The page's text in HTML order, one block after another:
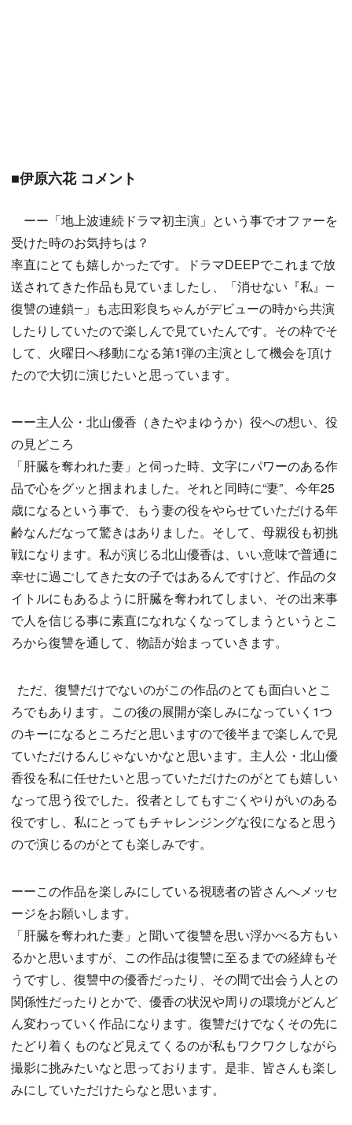
■伊原六花 コメント
ーー「地上波連続ドラマ初主演」という事でオファーを
受けた時のお気持ちは？
率直にとても嬉しかったです。ドラマDEEPでこれまで放
送されてきた作品も見ていましたし、「消せない『私』―
復讐の連鎖―」も志田彩良ちゃんがデビューの時から共演
したりしていたので楽しんで見ていたんです。その枠でそ
して、火曜日へ移動になる第1弾の主演として機会を頂け
たので大切に演じたいと思っています。
ーー主人公・北山優香（きたやまゆうか）役への想い、役
の見どころ
「肝臓を奪われた妻」と伺った時、文字にパワーのある作
品で心をグッと掴まれました。それと同時に“妻”、今年25
歳になるという事で、もう妻の役をやらせていただける年
齢なんだなって驚きはありました。そして、母親役も初挑
戦になります。私が演じる北山優香は、いい意味で普通に
幸せに過ごしてきた女の子ではあるんですけど、作品のタ
イトルにもあるように肝臓を奪われてしまい、その出来事
で人を信じる事に素直になれなくなってしまうというとこ
ろから復讐を通して、物語が始まっていきます。
ただ、復讐だけでないのがこの作品のとても面白いとこ
ろでもあります。この後の展開が楽しみになっていく1つ
のキーになるところだと思いますので後半まで楽しんで見
ていただけるんじゃないかなと思います。主人公・北山優
香役を私に任せたいと思っていただけたのがとても嬉しい
なって思う役でした。役者としてもすごくやりがいのある
役ですし、私にとってもチャレンジングな役になると思う
ので演じるのがとても楽しみです。
ーーこの作品を楽しみにしている視聴者の皆さんへメッセ
ージをお願いします。
「肝臓を奪われた妻」と聞いて復讐を思い浮かべる方もい
るかと思いますが、この作品は復讐に至るまでの経緯もそ
うですし、復讐中の優香だったり、その間で出会う人との
関係性だったりとかで、優香の状況や周りの環境がどんど
ん変わっていく作品になります。復讐だけでなくその先に
たどり着くものなど見えてくるのが私もワクワクしながら
撮影に挑みたいなと思っております。是非、皆さんも楽し
みにしていただけたらなと思います。